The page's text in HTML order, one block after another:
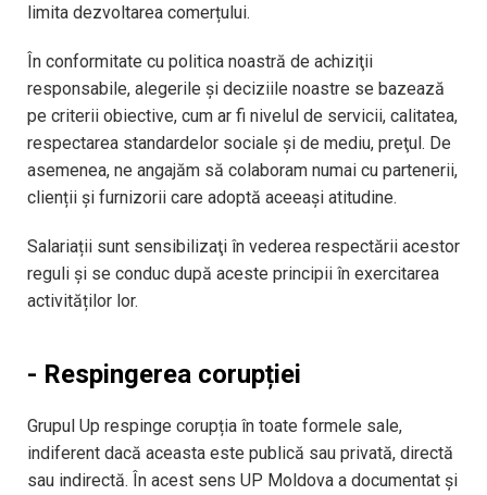
limita dezvoltarea comerțului.
În conformitate cu politica noastră de achiziţii
responsabile, alegerile și deciziile noastre se bazează
pe criterii obiective, cum ar fi nivelul de servicii, calitatea,
respectarea standardelor sociale și de mediu, preţul. De
asemenea, ne angajăm să colaboram numai cu partenerii,
clienții și furnizorii care adoptă aceeași atitudine.
Salariații sunt sensibilizaţi în vederea respectării acestor
reguli și se conduc după aceste principii în exercitarea
activităților lor.
- Respingerea corupției
Grupul Up respinge corupția în toate formele sale,
indiferent dacă aceasta este publică sau privată, directă
sau indirectă. În acest sens UP Moldova a documentat și